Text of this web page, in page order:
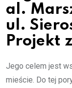
al.
ul.
Projekt
Jego celem jest
mieście. Do tej